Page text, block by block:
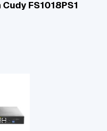
FS1018PS1